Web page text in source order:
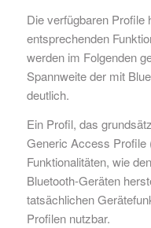
Die verfügbaren Profile
entsprechenden
werden im Folgenden
Spannweite der mit
deutlich.
Ein Profil, das
Generic Access Profile
Funktionalitäten, wie
Bluetooth-Geräten
tatsächlichen
Profilen nutzbar.